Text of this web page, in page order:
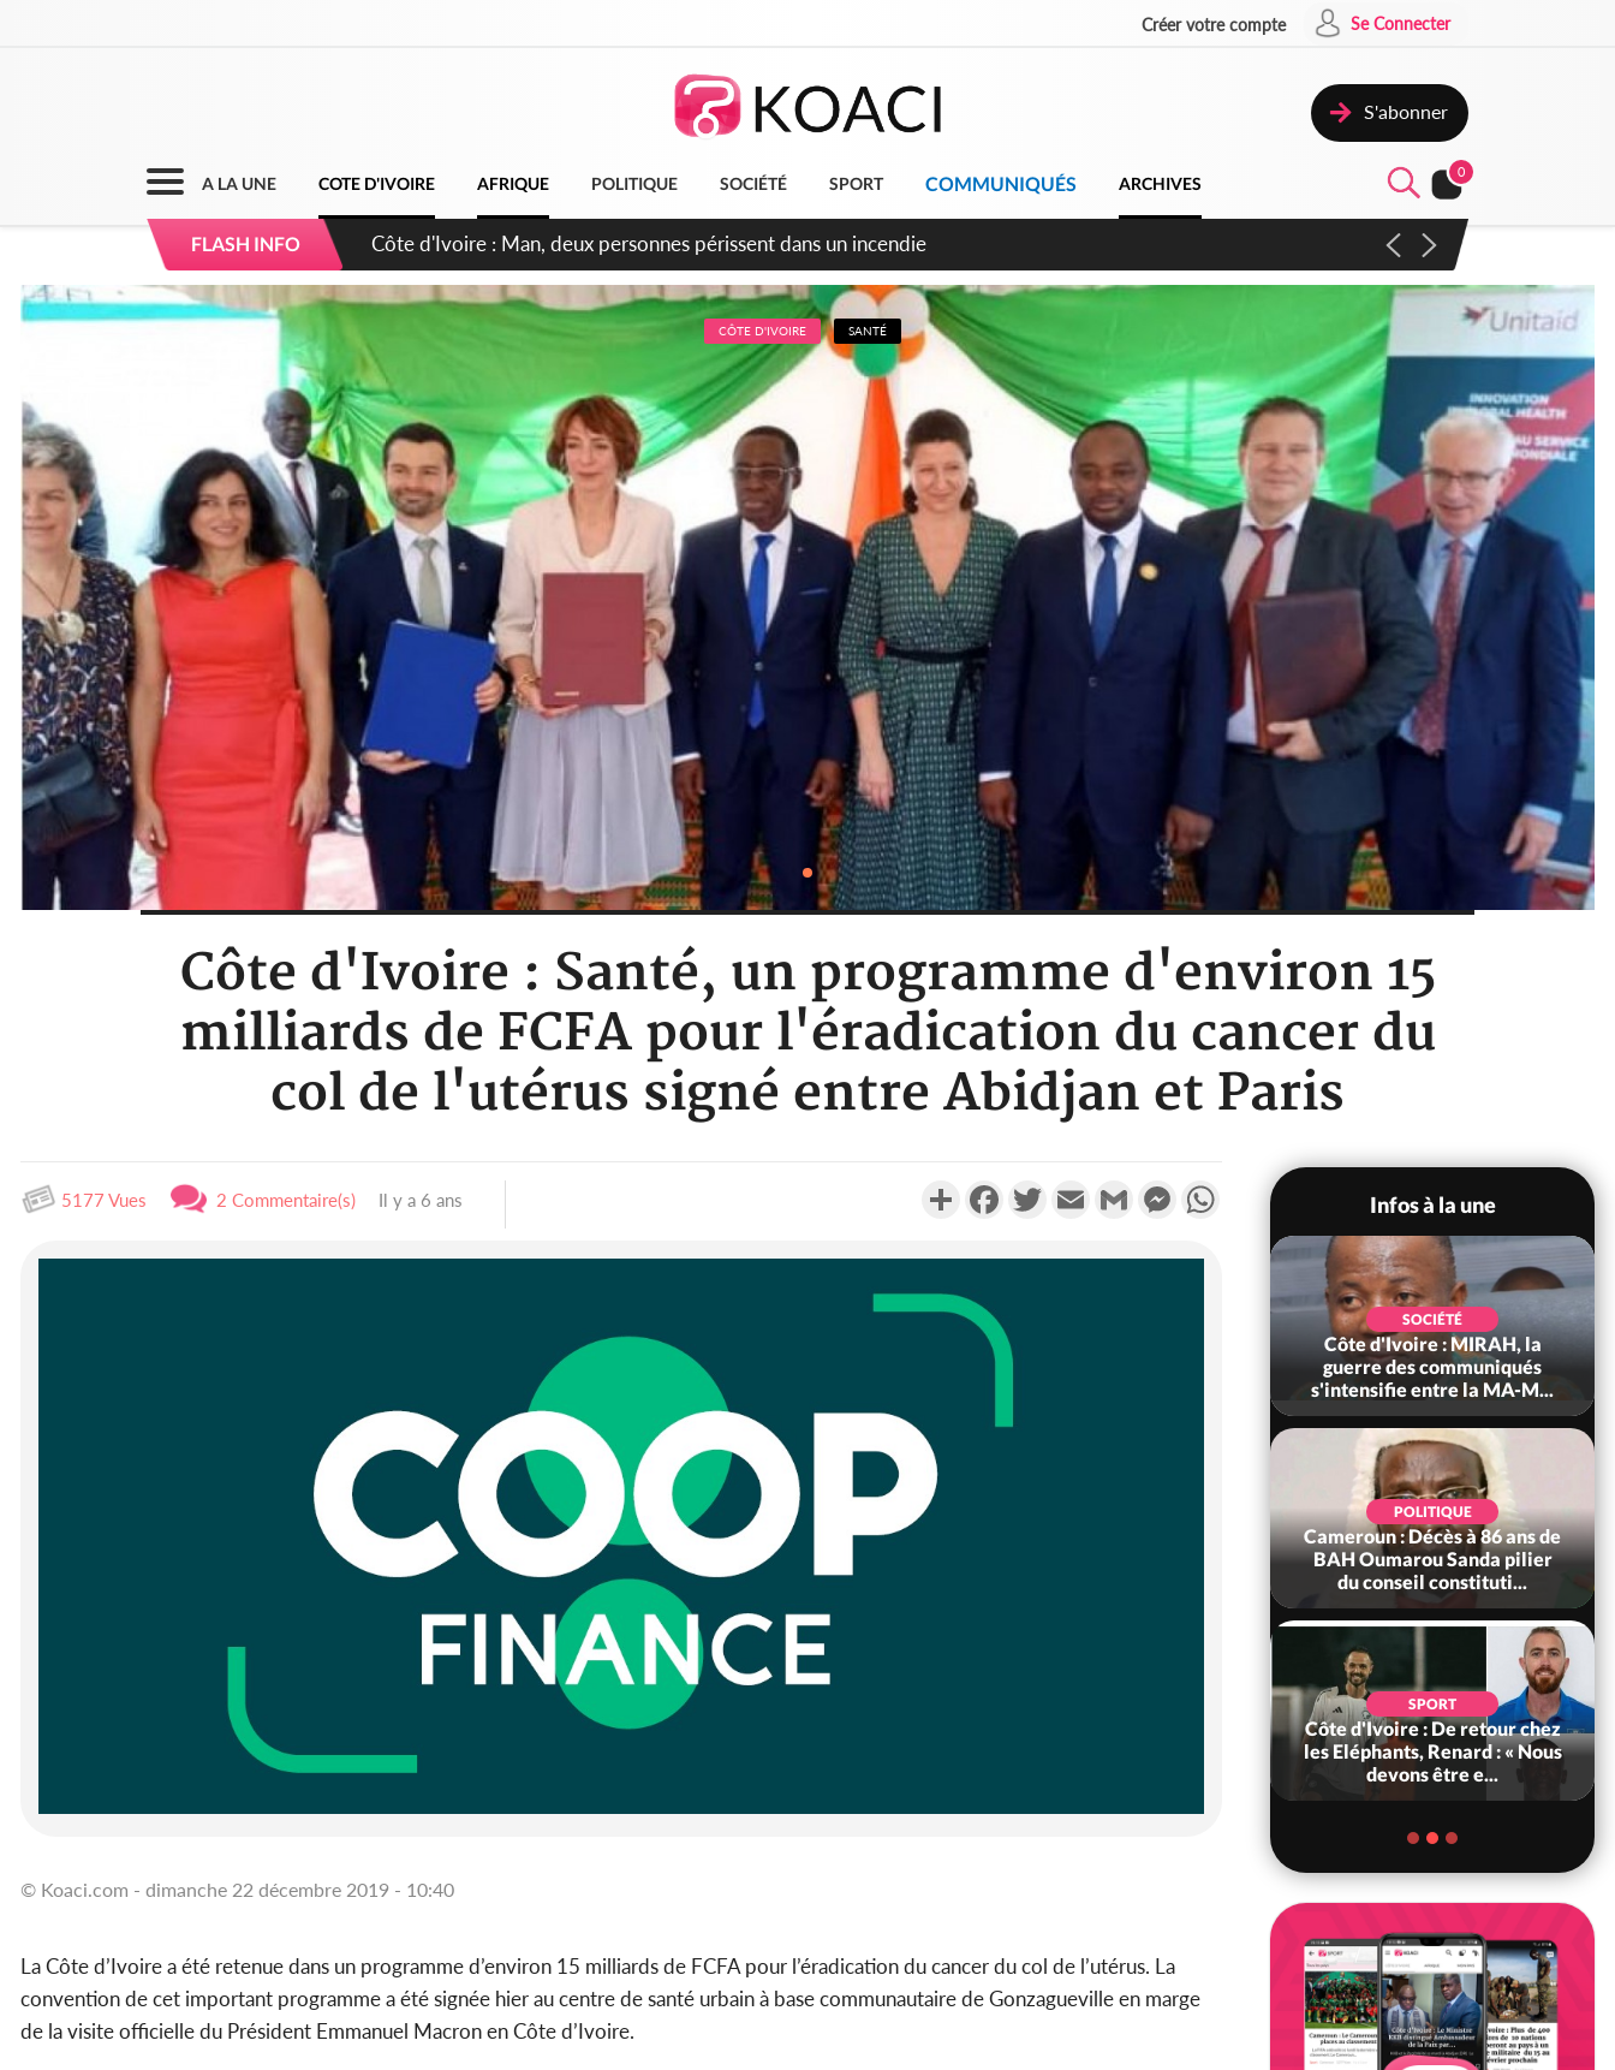
Créer votre compte Se Connecter
S'abonner
A LA UNE COTE D'IVOIRE AFRIQUE POLITIQUE SOCIÉTÉ SPORT COMMUNIQUÉS ARCHIVES
0
FLASH INFO
Côte d'Ivoire : Séileu, la célébration de la fête nationale transformée en vaste campagne contre les produits
dépigmentants dangereux
CÔTE D'IVOIRE SANTÉ
Côte d'Ivoire : Santé, un programme d'environ 15
milliards de FCFA pour l'éradication du cancer du
col de l'utérus signé entre Abidjan et Paris
5177 Vues 2 Commentaire(s) Il y a 6 ans PartagerFacebookTwitterEmail Gmail MessengerWhatsApp
© Koaci.com - dimanche 22 décembre 2019 - 10:40
La Côte d’Ivoire a été retenue dans un programme d’environ 15 milliards de FCFA pour l’éradication du cancer du col de l’utérus. La
convention de cet important programme a été signée hier au centre de santé urbain à base communautaire de Gonzagueville en marge
de la visite officielle du Président Emmanuel Macron en Côte d’Ivoire.
Infos à la une
Côte d'Ivoire : Man, deux
personnes périssent dans un
SOCIÉTÉ
Côte d'Ivoire : MIRAH, la
guerre des communiqués
s'intensifie entre la MA-M...
POLITIQUE
Cameroun : Décès à 86 ans de
BAH Oumarou Sanda pilier
du conseil constituti...
SPORT
Côte d'Ivoire : De retour chez
les Eléphants, Renard : « Nous
devons être e...